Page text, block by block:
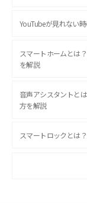
YouTubeが見れない
スマートホームとは
を解説
音声アシスタントと
方を解説
スマートロックとは
スマートテレビとは